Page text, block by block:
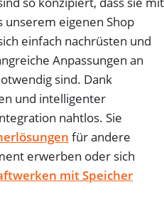
eigenen Shop
einfach nachrüsten und
Anpassungen an
sind. Dank
und intelligenter
nahtlos. Sie
für andere
erwerben oder sich
mit Speicher